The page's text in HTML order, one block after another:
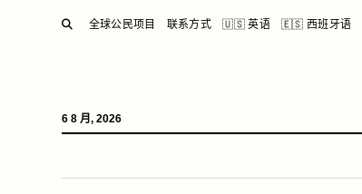
SEARCH
全球公民项目 联系方式 🇺🇸 英语 🇪🇸 西班牙语
6 8 月, 2026